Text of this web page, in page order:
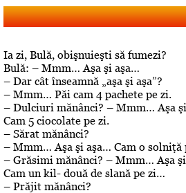
Ia zi, Bulă, obişnuieşti să fumezi?
Bulă: – Mmm… Aşa şi aşa…
– Dar cât înseamnă „aşa şi aşa”?
– Mmm… Păi cam 4 pachete pe zi.
– Dulciuri mănânci? – Mmm… Aşa
Cam 5 ciocolate pe zi.
– Sărat mănânci?
– Mmm… Aşa şi aşa… Cam o solniţă
– Grăsimi mănânci? – Mmm… Aşa
Cam un kil- două de slană pe zi…
– Prăjit mănânci?